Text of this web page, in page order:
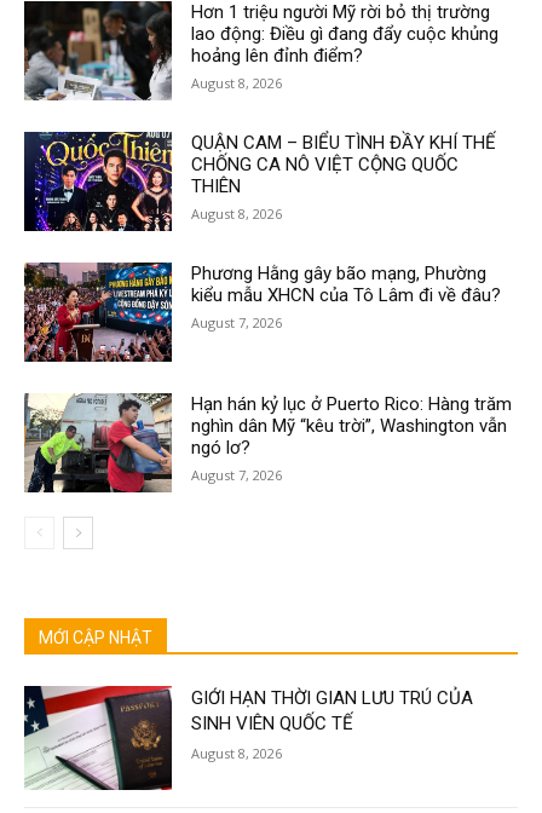
Hơn 1 triệu người Mỹ rời bỏ thị trường
lao động: Điều gì đang đẩy cuộc khủng
hoảng lên đỉnh điểm?
August 8, 2026
QUẬN CAM – BIỂU TÌNH ĐẦY KHÍ THẾ
CHỐNG CA NÔ VIỆT CỘNG QUỐC
THIÊN
August 8, 2026
Phương Hằng gây bão mạng, Phường
kiểu mẫu XHCN của Tô Lâm đi về đâu?
August 7, 2026
Hạn hán kỷ lục ở Puerto Rico: Hàng trăm
nghìn dân Mỹ “kêu trời”, Washington vẫn
ngó lơ?
August 7, 2026
MỚI CẬP NHẬT
GIỚI HẠN THỜI GIAN LƯU TRÚ CỦA
SINH VIÊN QUỐC TẾ
August 8, 2026